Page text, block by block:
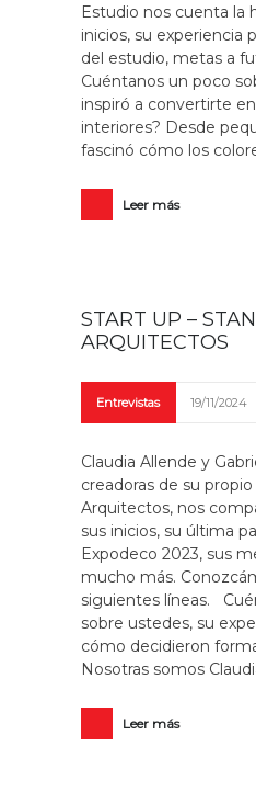
Estudio nos cuenta la
inicios, su experiencia
del estudio, metas a
Cuéntanos un poco
inspiró a convertirte
interiores? Desde
fascinó cómo los
Leer más
START UP –
ARQUITECTOS
Entrevistas 19/11/2024
Claudia Allende y
creadoras de su
Arquitectos, nos
sus inicios, su última
Expodeco 2023, sus
mucho más.
siguientes líneas.
sobre ustedes, su
cómo decidieron
Nosotras somos
Leer más